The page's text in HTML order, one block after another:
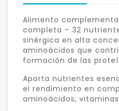
Alimento
completa – 32
sinérgica en alta
aminoácidos que
formación de las
Aporta nutrientes
el rendimiento en
aminoácidos,